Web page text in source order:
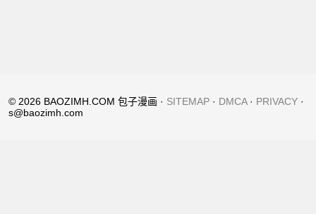
© 2026 BAOZIMH.COM 包子漫画 · SITEMAP · DMCA· PRIVACY ·
s@baozimh.com